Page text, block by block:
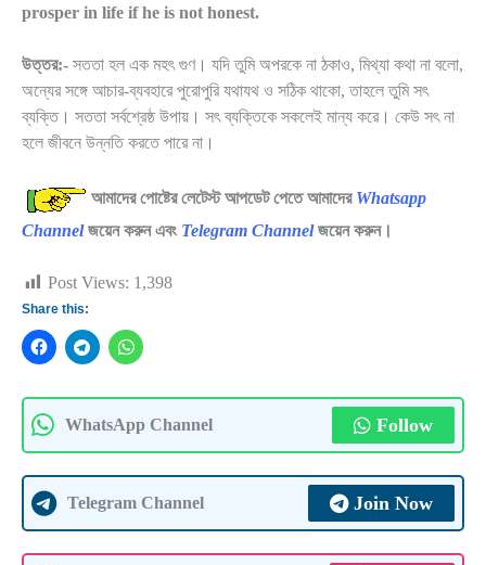
prosper in life if he is not honest.
উত্তর:- সততা হল এক মহৎ গুণ। যদি তুমি অপরকে না ঠকাও, মিথ্যা কথা না বলো,
অন্যের সঙ্গে আচার-ব্যবহারে পুরোপুরি যথাযথ ও সঠিক থাকো, তাহলে তুমি সৎ
ব্যক্তি। সততা সর্বশ্রেষ্ঠ উপায়। সৎ ব্যক্তিকে সকলেই মান্য করে। কেউ সৎ না
হলে জীবনে উন্নতি করতে পারে না।
আমাদের পোষ্টের লেটেস্ট আপডেট পেতে আমাদের Whatsapp
Channelজয়েন করুন এবং Telegram Channelজয়েন করুন।
Post Views: 1,398
Share this:
WhatsApp Channel Follow
Telegram Channel Join Now